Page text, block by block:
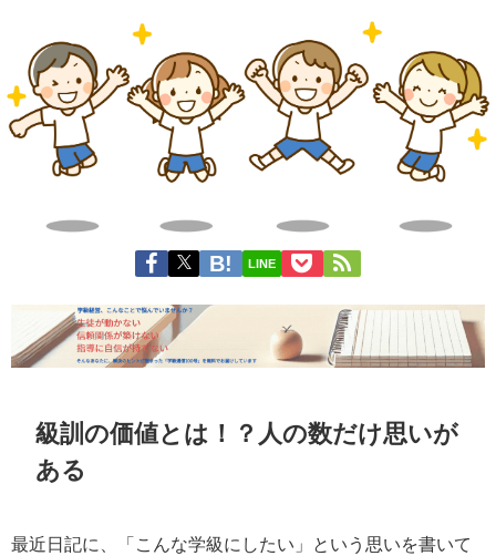
LINE
級訓の価値とは！？人の数だけ思いが
ある
最近日記に、「こんな学級にしたい」という思いを書いて